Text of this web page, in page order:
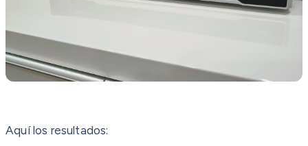
Aquí los resultados: